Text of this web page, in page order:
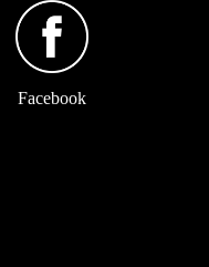
Facebook